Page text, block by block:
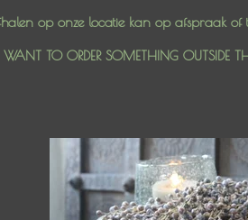
op onze locatie kan op afspraak of
TO ORDER SOMETHING OUTSIDE